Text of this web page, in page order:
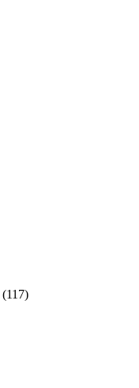
(117)